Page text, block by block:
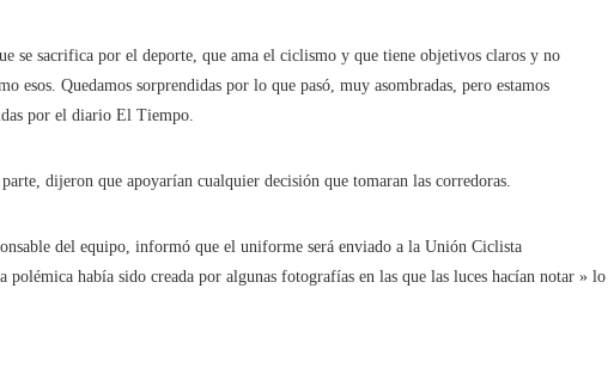
se sacrifica por el deporte, que ama el ciclismo y que tiene objetivos claros y no
esos. Quedamos sorprendidas por lo que pasó, muy asombradas, pero estamos
por el diario El Tiempo.
dijeron que apoyarían cualquier decisión que tomaran las corredoras.
del equipo, informó que el uniforme será enviado a la Unión Ciclista
había sido creada por algunas fotografías en las que las luces hacían notar » lo